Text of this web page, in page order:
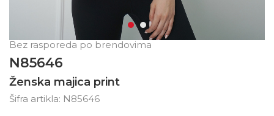
Bez rasporeda po brendovima
N85646
Ženska majica print
Šifra artikla: N85646